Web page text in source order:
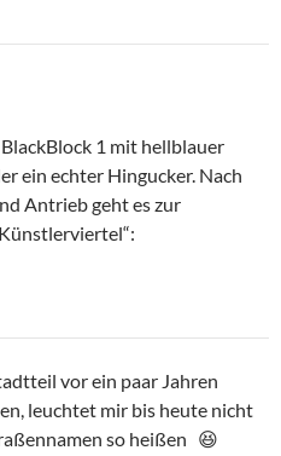
1 mit hellblauer
ein echter Hingucker. Nach
Antrieb geht es zur
vor ein paar Jahren
leuchtet mir bis heute nicht
so heißen 😆